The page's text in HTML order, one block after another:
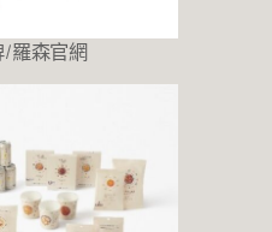
/羅森官網